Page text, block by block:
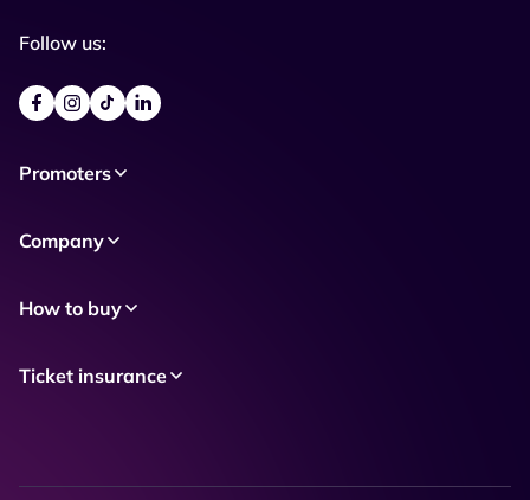
Follow us:
Promoters
Company
How to buy
Ticket insurance